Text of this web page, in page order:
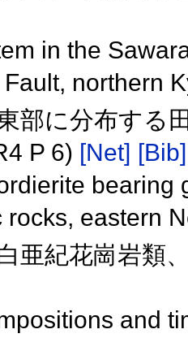
in the
northern
部に分布する
P 6) [Net] [Bib]
bearing
rocks, eastern
亜紀花崗岩類
and